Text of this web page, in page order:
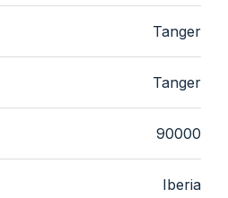
Tanger
Tanger
90000
Iberia